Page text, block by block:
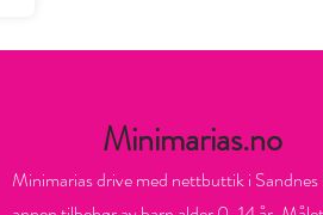
Minimarias.no
Minimarias drive med nettbuttik i